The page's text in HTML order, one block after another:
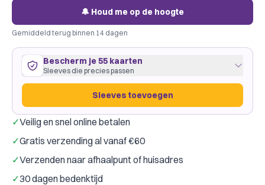
🔔 Houd me op de hoogte
Gemiddeld terug binnen 14 dagen
Bescherm je 55 kaarten
Sleeves die precies passen
Sleeves toevoegen
55 kaarten
past precies·Dragon Shield Clear
Merk: Dragon Shield Gamegenic
Kleur:
✓Veilig en snel online betalen
✓Gratis verzending al vanaf €60
✓Verzenden naar afhaalpunt of huisadres
✓30 dagen bedenktijd